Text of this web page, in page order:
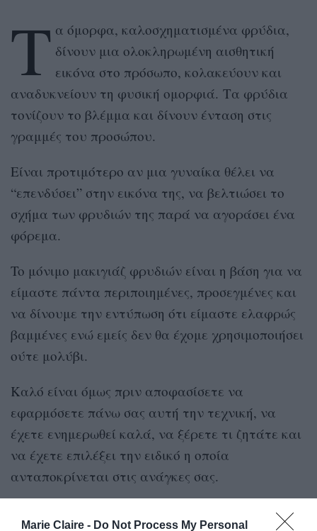
Marie Claire - Do Not Process My Personal
Τ α όμορφα, καλοσχηματισμένα φρύδια,
δίνουν μια ολοκληρωμένη αισθητική
εικόνα στο πρόσωπο, κολακεύουν και
αναδυκνείουν τη φυσική ομορφιά. Τα φρύδια
τονίζουν το βλέμμα και δίνουν ένταση στις
γραμμές του προσώπου.
Είναι προτιμότερο αν μια γυναίκα θέλει να
“επενδύσει” στην εικόνα της, να βελτιώσει το
σχήμα των φρυδιών της παρά να αγοράσει ένα
φόρεμα.
To μόνιμο μακιγιάζ φρυδιών είναι η βάση για να
είμαστε πάντα περιποιημένες, προσεγμένες και
να δίνουμε την εντύπωση ότι είμαστε ελαφρώς
βαμμένες ενώ εμείς δεν θα έχομε χρησιμοποιήσει
ούτε μολύβι.
Καλό είναι όμως πριν αποφασίσετε να
εφαρμόσετε πάνω σας αυτή την τεχνική, να
έχετε ενημερωθεί καλά, να ξέρετε τι ζητάτε και
να έχετε επιλέξει την ειδικό η οποία
ανταποκρίνεται στις ανάγκες σας.